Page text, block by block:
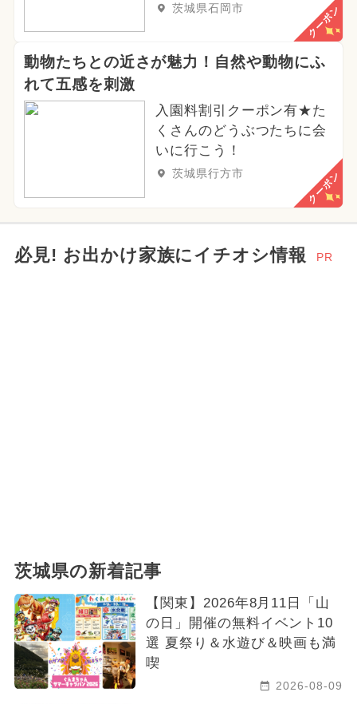
茨城県石岡市 クーポン
動物たちとの近さが魅力！自然や動物にふ
れて五感を刺激
入園料割引クーポン有★た
くさんのどうぶつたちに会
いに行こう！
茨城県行方市 クーポン
必見! お出かけ家族にイチオシ情報 PR
茨城県の新着記事
【関東】2026年8月11日「山
の日」開催の無料イベント10
選 夏祭り＆水遊び＆映画も満
喫
2026-08-09